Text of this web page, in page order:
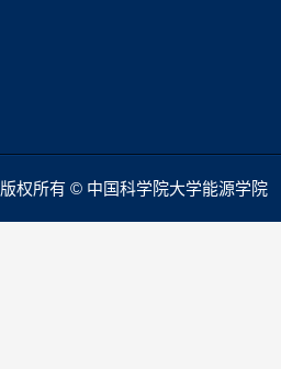
版权所有 © 中国科学院大学能源学